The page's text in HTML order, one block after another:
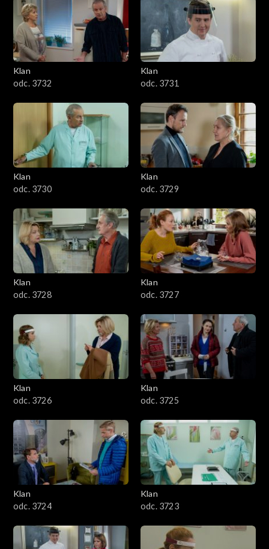
Klan
odc. 3732
Klan
odc. 3731
Klan
odc. 3730
Klan
odc. 3729
Klan
odc. 3728
Klan
odc. 3727
Klan
odc. 3726
Klan
odc. 3725
Klan
odc. 3724
Klan
odc. 3723